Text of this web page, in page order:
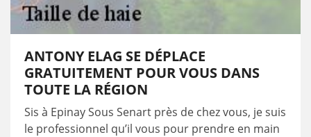
ANTONY ELAG SE DÉPLACE
GRATUITEMENT POUR VOUS DANS
TOUTE LA RÉGION
Sis à Epinay Sous Senart près de chez vous, je suis
le professionnel qu’il vous pour prendre en main